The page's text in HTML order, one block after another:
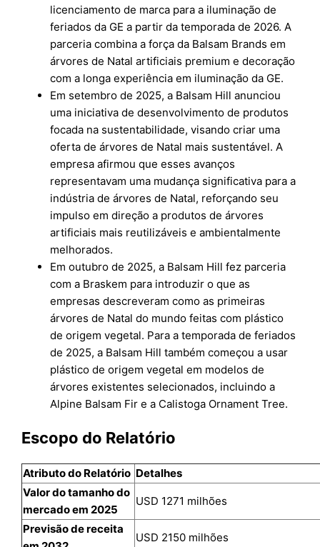
licenciamento de marca para a iluminação de
feriados da GE a partir da temporada de 2026. A
parceria combina a força da Balsam Brands em
árvores de Natal artificiais premium e decoração
com a longa experiência em iluminação da GE.
Em setembro de 2025, a Balsam Hill anunciou
uma iniciativa de desenvolvimento de produtos
focada na sustentabilidade, visando criar uma
oferta de árvores de Natal mais sustentável. A
empresa afirmou que esses avanços
representavam uma mudança significativa para a
indústria de árvores de Natal, reforçando seu
impulso em direção a produtos de árvores
artificiais mais reutilizáveis e ambientalmente
melhorados.
Em outubro de 2025, a Balsam Hill fez parceria
com a Braskem para introduzir o que as
empresas descreveram como as primeiras
árvores de Natal do mundo feitas com plástico
de origem vegetal. Para a temporada de feriados
de 2025, a Balsam Hill também começou a usar
plástico de origem vegetal em modelos de
árvores existentes selecionados, incluindo a
Alpine Balsam Fir e a Calistoga Ornament Tree.
Escopo do Relatório
Atributo do Relatório Detalhes
Valor do tamanho do
mercado em 2025
USD 1271 milhões
Previsão de receita
USD 2150 milhões